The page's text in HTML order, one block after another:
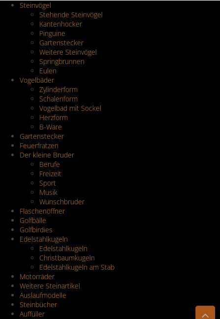
Steinvögel
Stehende Steinvögel
Kantenhocker
Pinguine
Gartenstecker
Weitere Steinvögel
Springbrunnen
Eulen
Vogelbäder
Zylinderform
Schalenform
Vogelbad mit Sockel
Herzform
B-Ware
Gartenstecker
Feuerfratzen
Der kleine Bruder
Berufe
Freizeit
Sport
Musik
Wunschbruder
Flaschenöffner
Golfbälle
Golfbirdies
Edelstahlkugeln
Edelstahlkugeln
Christbaumkugeln
Edelstahlkugeln am Stab
Motorräder
Weitere Steinartikel
Auslaufmodelle
Steinbücher
Auffüller